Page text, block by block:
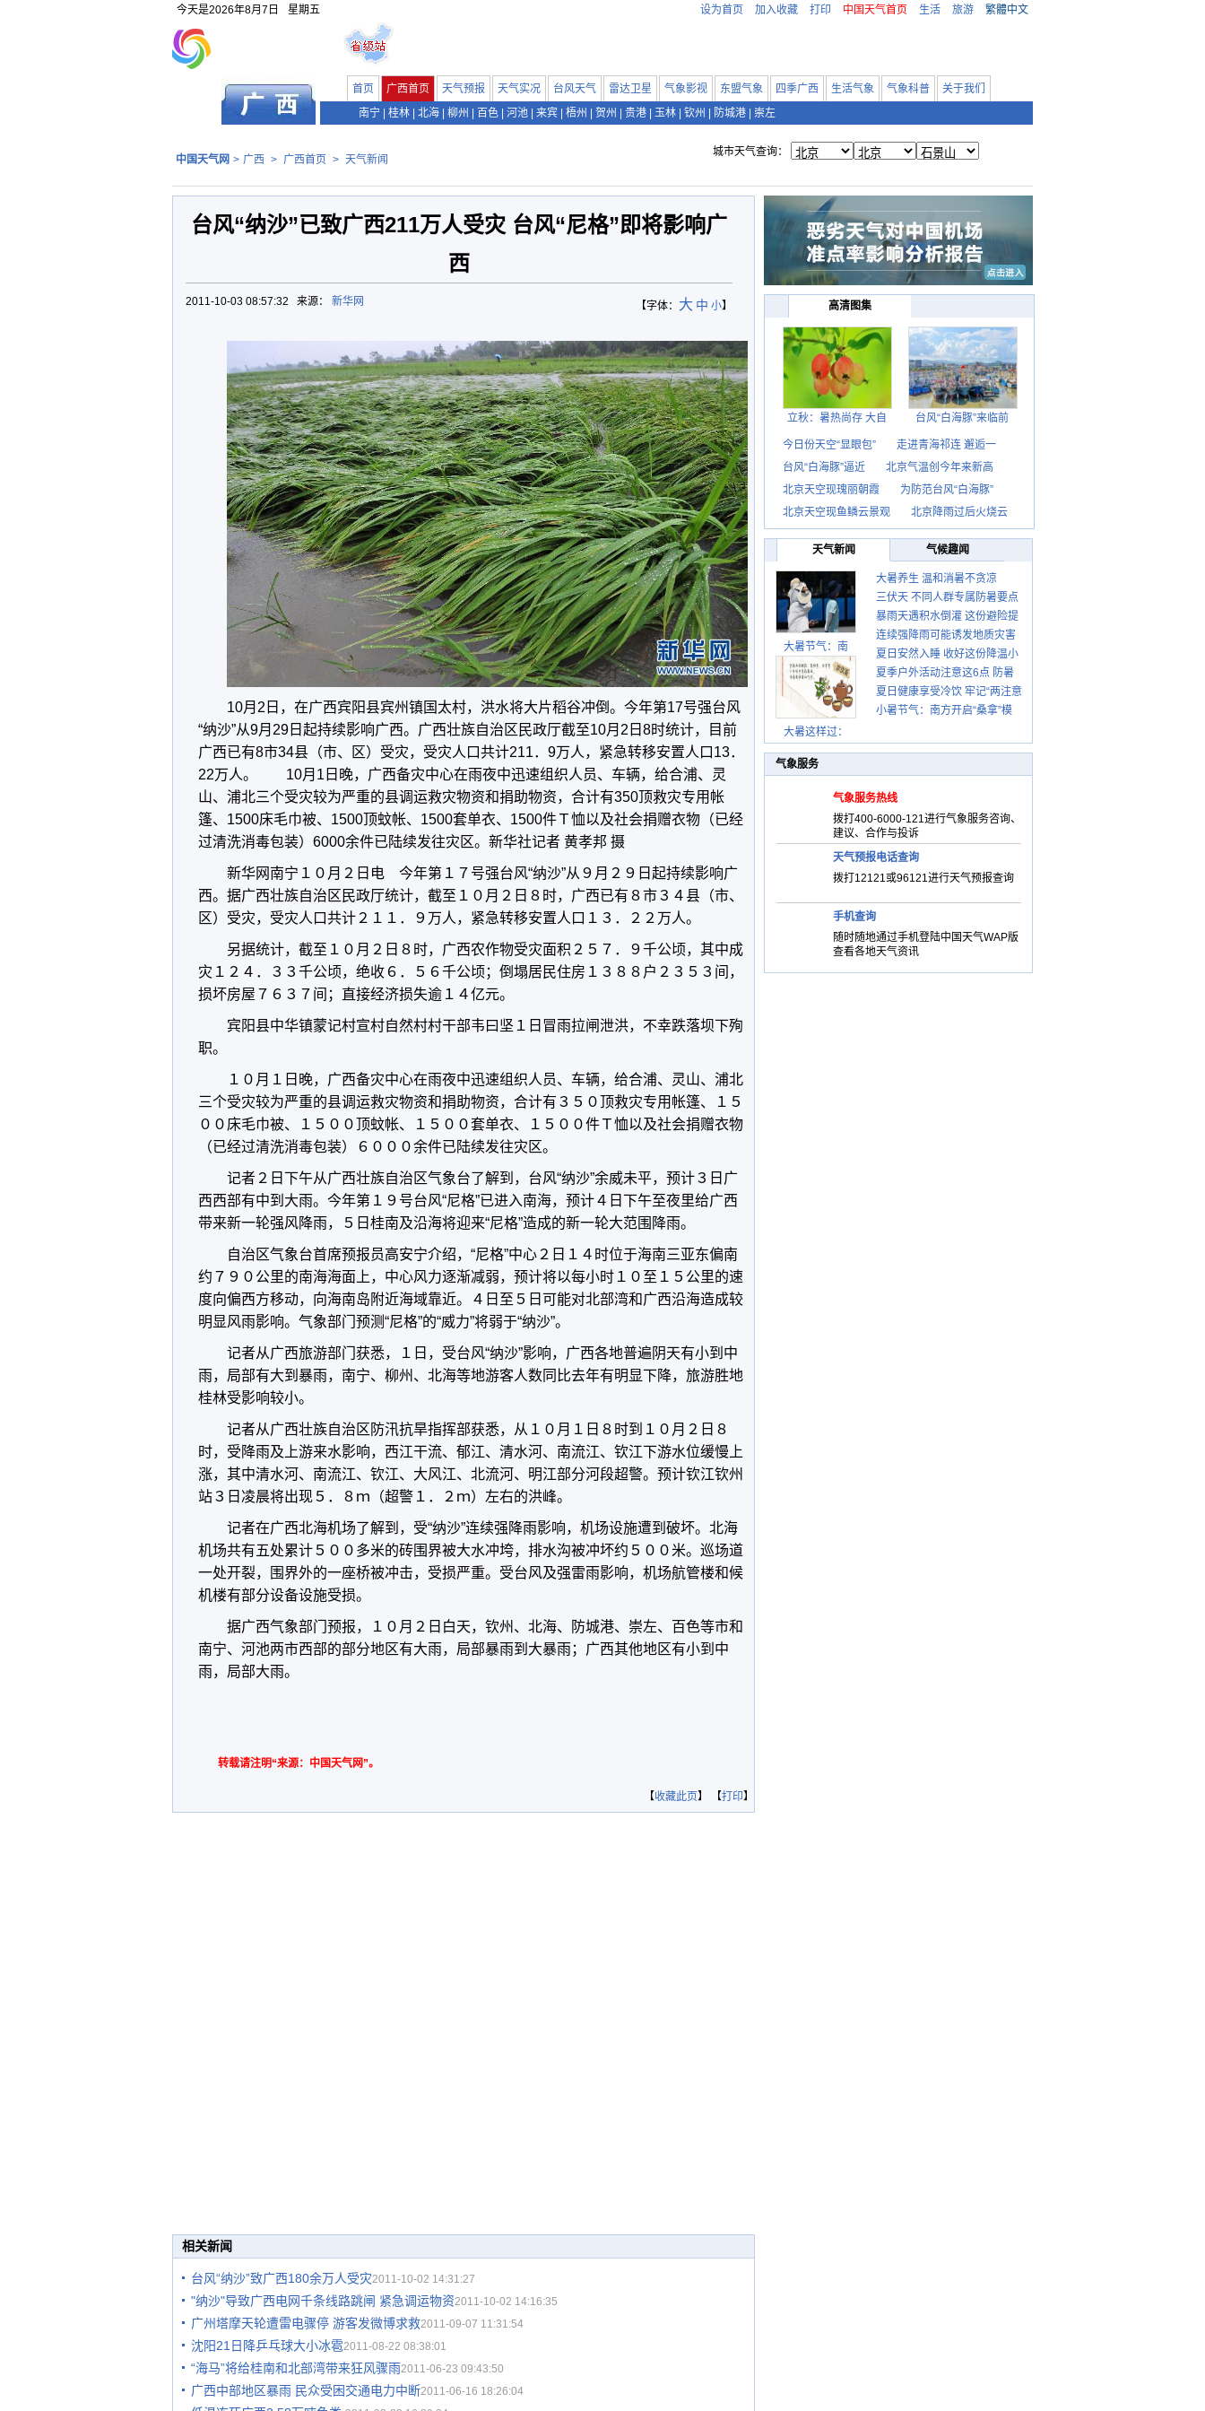
今天是2026年8月7日 星期五 设为首页 加入收藏 打印 中国天气首页 生活 旅游 繁體中文
首页 广西首页 天气预报 天气实况 台风天气 雷达卫星 气象影视 东盟气象 四季广西 生活气象 气象科普
关于我们
南宁
桂林 北海 柳州 百色 河池 来宾 梧州 贺州 贵港 玉林 钦州 防城港 崇左
中国天气网 > 广西 > 广西首页 > 天气新闻
城市天气查询：
台风“纳沙”已致广西211万人受灾 台风“尼格”即将影响广
西
【字体： 大 中 小】
2011-10-03 08:57:32 来源： 新华网
10月2日，在广西宾阳县宾州镇国太村，洪水将大片稻谷冲倒。今年第17号强台风
“纳沙”从9月29日起持续影响广西。广西壮族自治区民政厅截至10月2日8时统计，目前
广西已有8市34县（市、区）受灾，受灾人口共计211．9万人，紧急转移安置人口13．
22万人。 10月1日晚，广西备灾中心在雨夜中迅速组织人员、车辆，给合浦、灵
山、浦北三个受灾较为严重的县调运救灾物资和捐助物资，合计有350顶救灾专用帐
篷、1500床毛巾被、1500顶蚊帐、1500套单衣、1500件Ｔ恤以及社会捐赠衣物（已经
过清洗消毒包装）6000余件已陆续发往灾区。新华社记者 黄孝邦 摄
新华网南宁１０月２日电 今年第１７号强台风“纳沙”从９月２９日起持续影响广
西。据广西壮族自治区民政厅统计，截至１０月２日８时，广西已有８市３４县（市、
区）受灾，受灾人口共计２１１．９万人，紧急转移安置人口１３．２２万人。
另据统计，截至１０月２日８时，广西农作物受灾面积２５７．９千公顷，其中成
灾１２４．３３千公顷，绝收６．５６千公顷；倒塌居民住房１３８８户２３５３间，
损坏房屋７６３７间；直接经济损失逾１４亿元。
宾阳县中华镇蒙记村宣村自然村村干部韦曰坚１日冒雨拉闸泄洪，不幸跌落坝下殉
职。
１０月１日晚，广西备灾中心在雨夜中迅速组织人员、车辆，给合浦、灵山、浦北
三个受灾较为严重的县调运救灾物资和捐助物资，合计有３５０顶救灾专用帐篷、１５
００床毛巾被、１５００顶蚊帐、１５００套单衣、１５００件Ｔ恤以及社会捐赠衣物
（已经过清洗消毒包装）６０００余件已陆续发往灾区。
记者２日下午从广西壮族自治区气象台了解到，台风“纳沙”余威未平，预计３日广
西西部有中到大雨。今年第１９号台风“尼格”已进入南海，预计４日下午至夜里给广西
带来新一轮强风降雨，５日桂南及沿海将迎来“尼格”造成的新一轮大范围降雨。
自治区气象台首席预报员高安宁介绍，“尼格”中心２日１４时位于海南三亚东偏南
约７９０公里的南海海面上，中心风力逐渐减弱，预计将以每小时１０至１５公里的速
度向偏西方移动，向海南岛附近海域靠近。４日至５日可能对北部湾和广西沿海造成较
明显风雨影响。气象部门预测“尼格”的“威力”将弱于“纳沙”。
记者从广西旅游部门获悉，１日，受台风“纳沙”影响，广西各地普遍阴天有小到中
雨，局部有大到暴雨，南宁、柳州、北海等地游客人数同比去年有明显下降，旅游胜地
桂林受影响较小。
记者从广西壮族自治区防汛抗旱指挥部获悉，从１０月１日８时到１０月２日８
时，受降雨及上游来水影响，西江干流、郁江、清水河、南流江、钦江下游水位缓慢上
涨，其中清水河、南流江、钦江、大风江、北流河、明江部分河段超警。预计钦江钦州
站３日凌晨将出现５．８ｍ（超警１．２ｍ）左右的洪峰。
记者在广西北海机场了解到，受“纳沙”连续强降雨影响，机场设施遭到破坏。北海
机场共有五处累计５００多米的砖围界被大水冲垮，排水沟被冲坏约５００米。巡场道
一处开裂，围界外的一座桥被冲击，受损严重。受台风及强雷雨影响，机场航管楼和候
机楼有部分设备设施受损。
据广西气象部门预报，１０月２日白天，钦州、北海、防城港、崇左、百色等市和
南宁、河池两市西部的部分地区有大雨，局部暴雨到大暴雨；广西其他地区有小到中
雨，局部大雨。
转载请注明“来源：中国天气网”。
【收藏此页】 【打印】
相关新闻
台风“纳沙”致广西180余万人受灾2011-10-02 14:31:27
"纳沙"导致广西电网千条线路跳闸 紧急调运物资2011-10-02 14:16:35
广州塔摩天轮遭雷电骤停 游客发微博求救2011-09-07 11:31:54
沈阳21日降乒乓球大小冰雹2011-08-22 08:38:01
“海马”将给桂南和北部湾带来狂风骤雨2011-06-23 09:43:50
广西中部地区暴雨 民众受困交通电力中断2011-06-16 18:26:04
高清图集
立秋：暑热尚存 大自 台风“白海豚”来临前
今日份天空“显眼包”
走进青海祁连 邂逅一
台风“白海豚”逼近
北京气温创今年来新高
北京天空现瑰丽朝霞
为防范台风“白海豚”
北京天空现鱼鳞云景观
北京降雨过后火烧云
天气新闻
气候趣闻
大暑节气：南
大暑这样过：
大暑养生 温和消暑不贪凉
三伏天 不同人群专属防暑要点
请收好
暴雨天遇积水倒灌 这份避险提
示请收好
连续强降雨可能诱发地质灾害
这些前兆要知道
夏日安然入睡 收好这份降温小
贴士
夏季户外活动注意这6点 防暑
健身两不误
夏日健康享受冷饮 牢记“两注意
一控制”
小暑节气：南方开启“桑拿”模
气象服务
气象服务热线
拨打400-6000-121进行气象服务咨询、
建议、合作与投诉
天气预报电话查询
拨打12121或96121进行天气预报查询
手机查询
随时随地通过手机登陆中国天气WAP版
查看各地天气资讯